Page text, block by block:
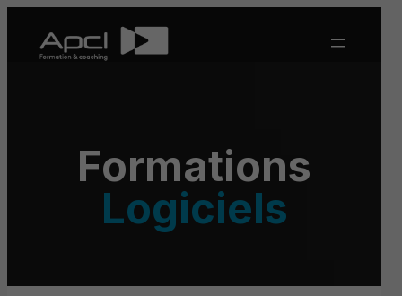
contenu
Formations
Logiciels